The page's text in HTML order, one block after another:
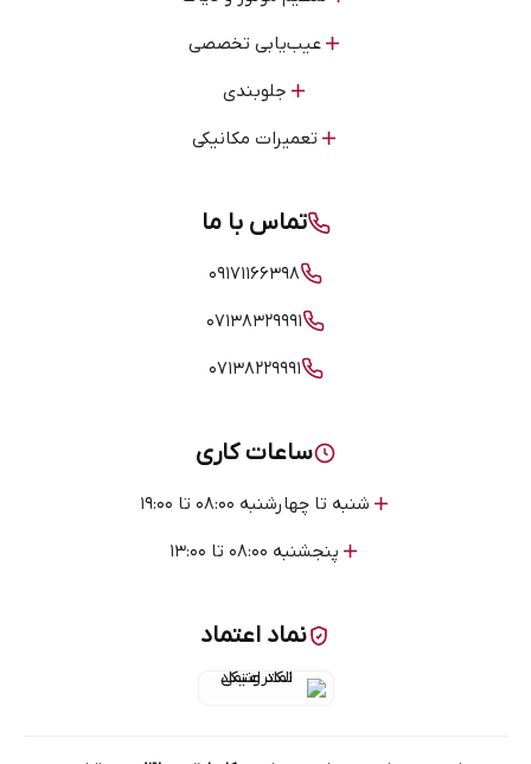
عیب‌یابی تخصصی
جلوبندی
تعمیرات مکانیکی
تماس با ما
۰۹۱۷۱۱۶۶۳۹۸
۰۷۱۳۸۳۲۹۹۹۱
۰۷۱۳۸۲۲۹۹۹۱
ساعات کاری
شنبه تا چهارشنبه ۰۸:۰۰ تا ۱۹:۰۰
پنجشنبه ۰۸:۰۰ تا ۱۳:۰۰
نماد اعتماد